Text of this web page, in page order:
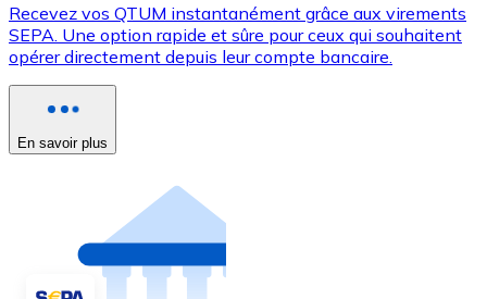
Recevez vos QTUM instantanément grâce aux virements
SEPA. Une option rapide et sûre pour ceux qui souhaitent
opérer directement depuis leur compte bancaire.
En savoir plus